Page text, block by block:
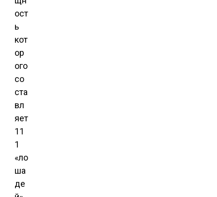
ост
ь
кот
ор
ого
со
ста
вл
яет
11
1
«ло
ша
де